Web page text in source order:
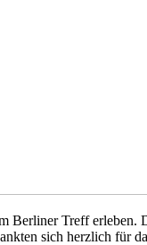
Berliner Treff erleben.
sich herzlich für